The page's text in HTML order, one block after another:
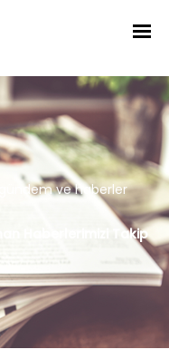
Bilgi
gündem ve haberler
Haberlerimizi Takip